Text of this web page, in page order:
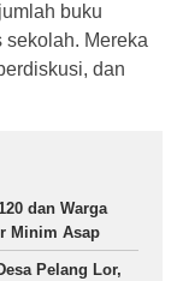
buku
sekolah. Mereka
dan
dan Warga
Minim Asap
Pelang Lor,